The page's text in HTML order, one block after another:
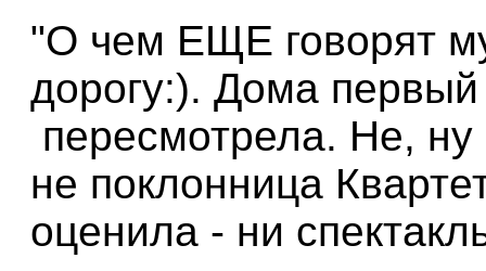
"О чем ЕЩЕ говорят
дорогу:). Дома
пересмотрела. Не,
не поклонница
оценила - ни